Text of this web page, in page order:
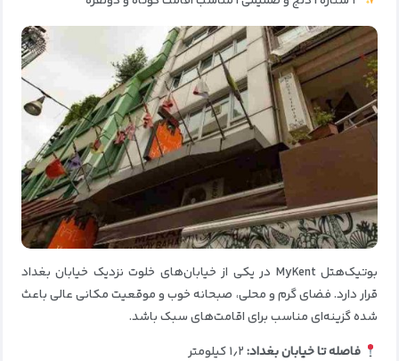
بوتیک‌هتل MyKent در یکی از خیابان‌های خلوت نزدیک خیابان بغداد
قرار دارد. فضای گرم و محلی، صبحانه خوب و موقعیت مکانی عالی باعث
شده گزینه‌ای مناسب برای اقامت‌های سبک باشد.
فاصله تا خیابان بغداد:۱٫۲ کیلومتر